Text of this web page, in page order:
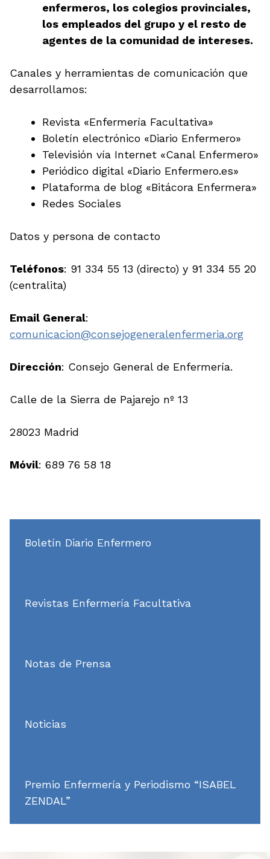
enfermeros, los colegios provinciales,
los empleados del grupo y el resto de
agentes de la comunidad de intereses.
Canales y herramientas de comunicación que
desarrollamos:
Revista «Enfermería Facultativa»
Boletín electrónico «Diario Enfermero»
Televisión vía Internet «Canal Enfermero»
Periódico digital «Diario Enfermero.es»
Plataforma de blog «Bitácora Enfermera»
Redes Sociales
Datos y persona de contacto
Teléfonos: 91 334 55 13 (directo) y 91 334 55 20
(centralita)
Email General:
comunicacion@consejogeneralenfermeria.org
Dirección: Consejo General de Enfermería.
Calle de la Sierra de Pajarejo nº 13
28023 Madrid
Móvil: 689 76 58 18
Boletín Diario Enfermero
Revistas Enfermería Facultativa
Notas de Prensa
Noticias
Premio Enfermería y Periodismo “ISABEL
ZENDAL”